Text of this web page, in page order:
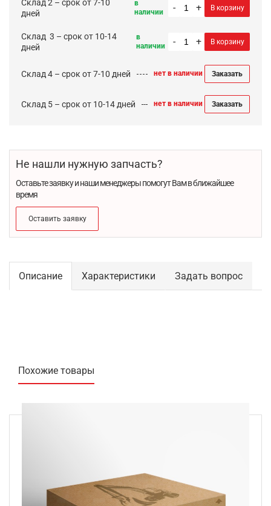
Склад 2 – срок от 7-10
дней
в
наличии
- + В корзину
Cклад 3 – срок от 10-14
дней
в
наличии
- + В корзину
Склад 4 – срок от 7-10 дней нет в наличии Заказать
Склад 5 – срок от 10-14 дней нет в наличии Заказать
Не нашли нужную запчасть?
Оставьте заявку и наши менеджеры помогут Вам в ближайшее
время
Оставить заявку
Описание Характеристики Задать вопрос
Похожие товары